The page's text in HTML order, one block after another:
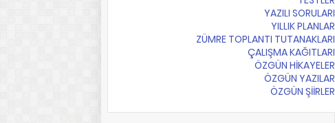
YAZILI SORULARI
YILLIK PLANLAR
ZÜMRE TOPLANTI TUTANAKLARI
ÇALIŞMA KAĞITLARI
ÖZGÜN HİKAYELER
ÖZGÜN YAZILAR
ÖZGÜN ŞİİRLER